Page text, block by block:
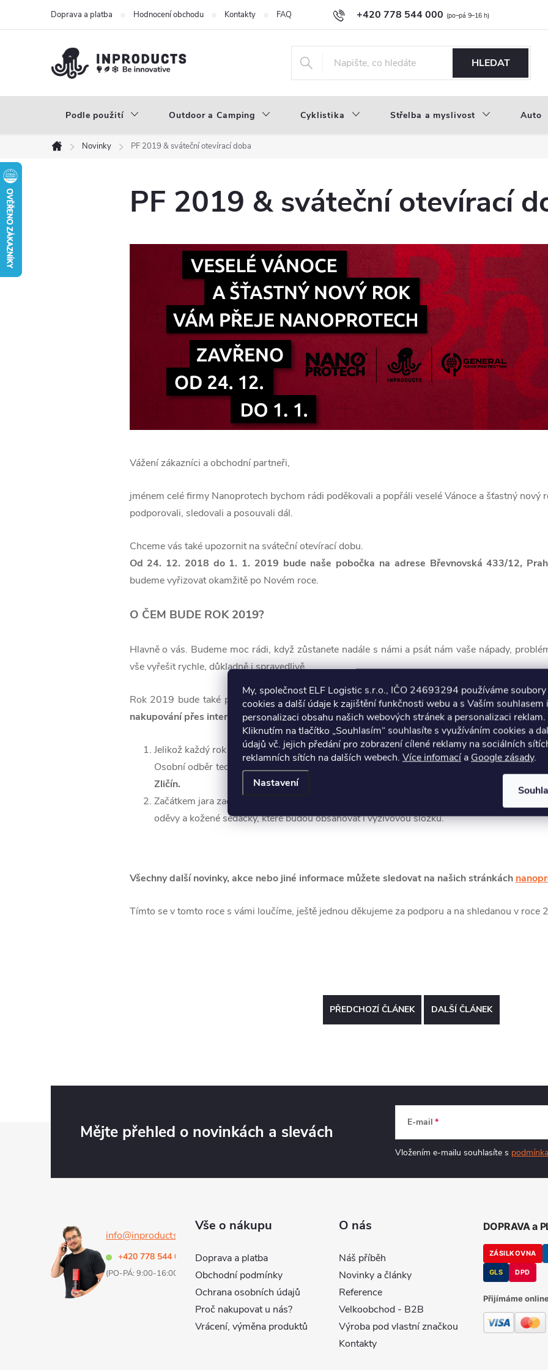
My, společnost ELF Logistic s.r.o., IČO 24693294 používáme soubory
cookies a další údaje k zajištění funkčnosti webu a s Vaším souhlasem
personalizaci obsahu našich webových stránek a personalizaci reklam.
Kliknutím na tlačítko „Souhlasím“ souhlasíte s využíváním cookies a
údajů vč. jejich předání pro zobrazení cílené reklamy na sociálních
reklamních sítích na dalších webech. Více infomací a Google zásady.
Nastavení
+420 778 544 000
info@inproducts.cz
Doprava a platba Hodnocení obchodu Kontakty FAQ Novinky Náš příběh Průvodce materiály
HLEDAT
Podle použití Outdoor a Camping Cyklistika Střelba a myslivost Auto
Domů
Novinky PF 2019 & sváteční otevírací doba
PF 2019 & sváteční otevírací
Vážení zákazníci a obchodní partneři,
jménem celé firmy Nanoprotech bychom rádi poděkovali a popřáli veselé Vánoce a šťastný
podporovali, sledovali a posouvali dál.
Chceme vás také upozornit na sváteční otevírací dobu.
Od 24. 12. 2018 do 1. 1. 2019 bude naše pobočka na adrese Břevnovská 433/12,
budeme vyřizovat okamžitě po Novém roce.
O ČEM BUDE ROK 2019?
Hlavně o vás. Budeme moc rádi, když zůstanete nadále s námi a psát nám vaše nápady,
vše vyřešit rychle, důkladně i spravedlivě.
Rok 2019 bude také plný novinek.Připravujeme nové produkty, varianty stávajících
nakupování přes internet a spoustu dalšího.Abyste se měli na co těšit už teď, máme pro vás
Jelikož každý rok rosteme, opět potřebujeme větší prostor na naší práci. Počátkem nového
Osobní odběr tedy nebude k dispozici v ulici Břevnovská, ale
nově bude pouze na
Zličín.
Začátkem jara začne prodej rovnou tří nových přírůstku mezi impregnacemi - speciální
oděvy a kožené sedačky, které budou obsahovat i výživovou složku.
Všechny další novinky, akce nebo jiné informace můžete sledovat na našich stránkách
Tímto se v tomto roce s vámi loučíme, ještě jednou děkujeme za podporu a na shledanou v roce
PŘEDCHOZÍ ČLÁNEK DALŠÍ ČLÁNEK
Mějte přehled o novinkách a slevách E-mail
Vložením e-mailu souhlasíte s
info@inproducts.cz
+420 778 544 000
(PO-PÁ: 9:00-16:00 h)
Vše o nákupu
Doprava a platba
Obchodní podmínky
Ochrana osobních údajů
Proč nakupovat u nás?
Vrácení, výměna produktů
O nás
Náš příběh
Novinky a články
Reference
Velkoobchod - B2B
Výroba pod vlastní značkou
Kontakty
DOPRAVA a
ZÁSILKOVNA
GLS DPD
Přijímáme